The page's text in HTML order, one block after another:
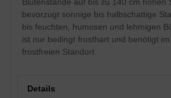
Blüte
Blütenstände, auf bis
Blütenstengel
Blütezeit
Juli bis September
Rinde
-
Wurzeln
Fleischig
bevorzugt sonnige bis halbschattige
bis feuchten, humosen und lehmigen
ist nur bedingt frosthart und benötigt
frostfreien Standort.
Details